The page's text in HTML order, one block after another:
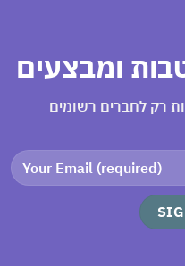
ומבצעים
לחברים רשומים